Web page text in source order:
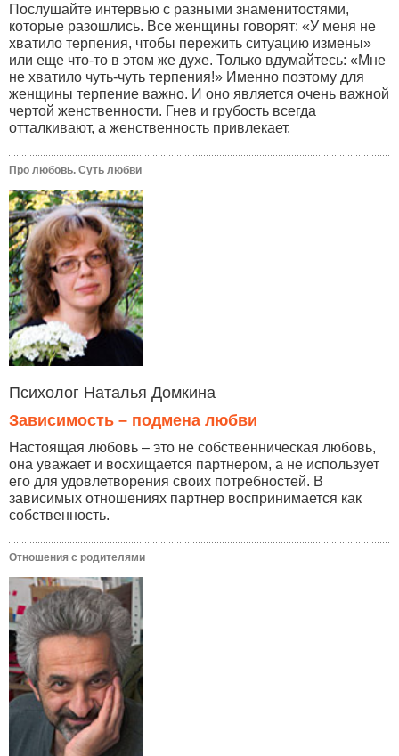
Послушайте интервью с разными знаменитостями,
которые разошлись. Все женщины говорят: «У меня не
хватило терпения, чтобы пережить ситуацию измены»
или еще что-то в этом же духе. Только вдумайтесь: «Мне
не хватило чуть-чуть терпения!» Именно поэтому для
женщины терпение важно. И оно является очень важной
чертой женственности. Гнев и грубость всегда
отталкивают, а женственность привлекает.
Про любовь. Суть любви
Психолог Наталья Домкина
Зависимость – подмена любви
Настоящая любовь – это не собственническая любовь,
она уважает и восхищается партнером, а не использует
его для удовлетворения своих потребностей. В
зависимых отношениях партнер воспринимается как
собственность.
Отношения с родителями